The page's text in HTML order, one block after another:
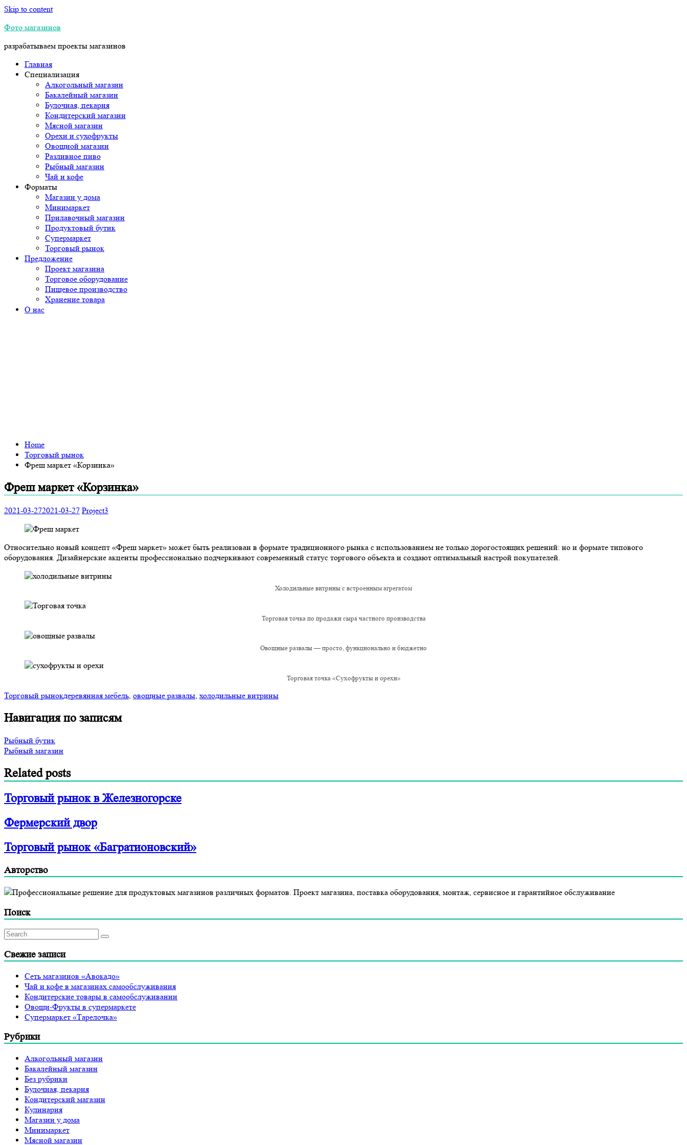
Skip to content
Фото магазинов
разрабатываем проекты магазинов
Главная
Специализация
Алкогольный магазин
Бакалейный магазин
Булочная, пекарня
Кондитерский магазин
Мясной магазин
Орехи и сухофрукты
Овощной магазин
Разливное пиво
Рыбный магазин
Чай и кофе
Форматы
Магазин у дома
Минимаркет
Прилавочный магазин
Продуктовый бутик
Супермаркет
Торговый рынок
Предложение
Проект магазина
Торговое оборудование
Пищевое производство
Хранение товара
О нас
Home
Торговый рынок
Фреш маркет «Корзинка»
Фреш маркет «Корзинка»
2021-03-272021-03-27 Project3
Относительно новый концепт «Фреш маркет» может быть реализован в формате традиционного рынка с использованием не только дорогостоящих решений: но и формате типового
оборудования. Дизайнерские акценты профессионально подчеркивают современный статус торгового объекта и создают оптимальный настрой покупателей.
Холодильные витрины с встроенным агрегатом
Торговая точка по продажи сыра частного производства
Овощные развалы — просто, функционально и бюджетно
Торговая точка «Сухофрукты и орехи»
Торговый рынокдеревянная мебель, овощные развалы, холодильные витрины
Навигация по записям
Рыбный бутик
Рыбный магазин
Related posts
Торговый рынок в Железногорске
Фермерский двор
Торговый рынок «Багратионовский»
Авторство
Профессиональные решение для продуктовых магазинов различных форматов. Проект магазина, поставка оборудования, монтаж, сервисное и гарантийное обслуживание
Поиск
Свежие записи
Сеть магазинов «Авокадо»
Чай и кофе в магазинах самообслуживания
Кондитерские товары в самообслуживании
Овощи-Фрукты в супермаркете
Супермаркет «Тарелочка»
Рубрики
Алкогольный магазин
Бакалейный магазин
Без рубрики
Булочная, пекарня
Кондитерский магазин
Кулинария
Магазин у дома
Минимаркет
Мясной магазин